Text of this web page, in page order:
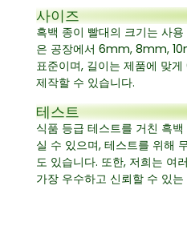
사이즈
흑백 종이 빨대의 크기는 사
은 공장에서 6mm, 8mm,
표준이며, 길이는 제품에 맞
제작할 수 있습니다.
테스트
식품 등급 테스트를 거친 흑
실 수 있으며, 테스트를 위해
도 있습니다. 또한, 저희는 여
가장 우수하고 신뢰할 수 있